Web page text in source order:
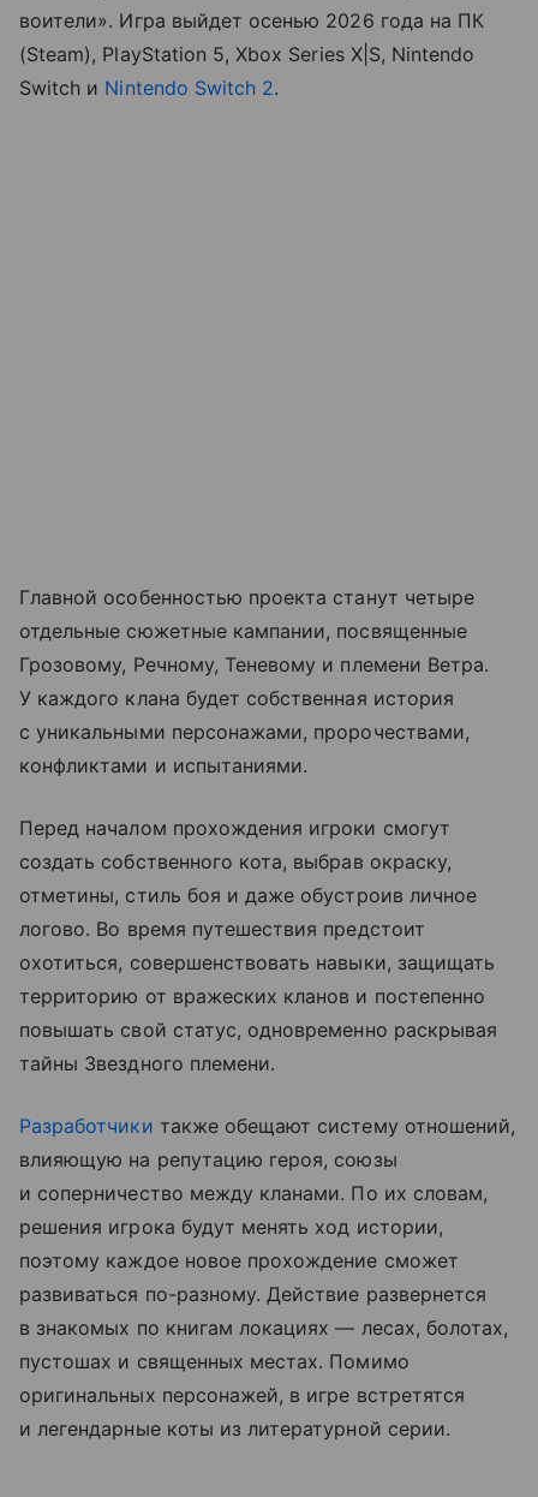
воители». Игра выйдет осенью 2026 года на ПК
(Steam), PlayStation 5, Xbox Series X|S, Nintendo
Switch и Nintendo Switch 2.
Главной особенностью проекта станут четыре
отдельные сюжетные кампании, посвященные
Грозовому, Речному, Теневому и племени Ветра.
У каждого клана будет собственная история
с уникальными персонажами, пророчествами,
конфликтами и испытаниями.
Перед началом прохождения игроки смогут
создать собственного кота, выбрав окраску,
отметины, стиль боя и даже обустроив личное
логово. Во время путешествия предстоит
охотиться, совершенствовать навыки, защищать
территорию от вражеских кланов и постепенно
повышать свой статус, одновременно раскрывая
тайны Звездного племени.
Разработчики также обещают систему отношений,
влияющую на репутацию героя, союзы
и соперничество между кланами. По их словам,
решения игрока будут менять ход истории,
поэтому каждое новое прохождение сможет
развиваться по-разному. Действие развернется
в знакомых по книгам локациях — лесах, болотах,
пустошах и священных местах. Помимо
оригинальных персонажей, в игре встретятся
и легендарные коты из литературной серии.